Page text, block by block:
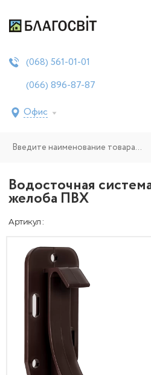
(068) 561-01-01
(066) 896-87-87
Офис
Водосточная
желоба ПВХ
Артикул :